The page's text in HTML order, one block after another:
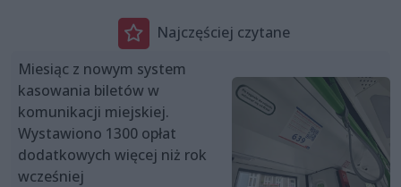
Najczęściej czytane
Miesiąc z nowym system
kasowania biletów w
komunikacji miejskiej.
Wystawiono 1300 opłat
dodatkowych więcej niż rok
wcześniej